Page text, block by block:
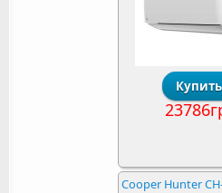
Cooper Hunter